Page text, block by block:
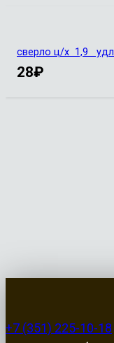
сверло ц/х 1,9
28₽
+7 (351) 225-10-18